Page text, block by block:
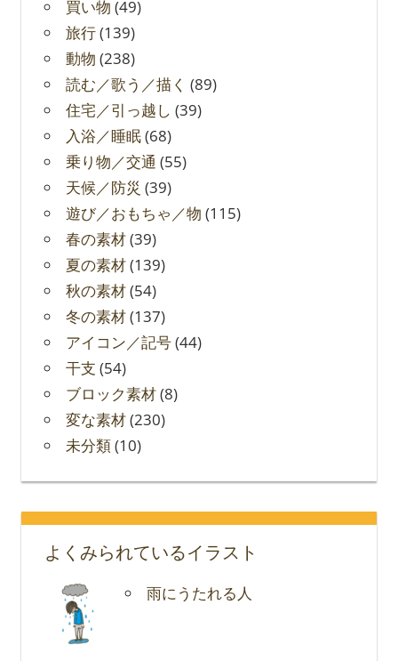
買い物 (49)
旅行(139)
動物 (238)
読む／歌う／描く (89)
住宅／引っ越し (39)
入浴／睡眠(68)
乗り物／交通 (55)
天候／防災 (39)
遊び／おもちゃ／物 (115)
春の素材(39)
夏の素材(139)
秋の素材(54)
冬の素材(137)
アイコン／記号(44)
干支 (54)
ブロック素材(8)
変な素材(230)
未分類(10)
よくみられているイラスト
雨にうたれる人